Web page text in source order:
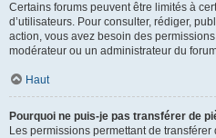
Certains forums peuvent être limités à
d’utilisateurs. Pour consulter, rédiger,
action, vous avez besoin des
modérateur ou un administrateur du
Haut
Pourquoi ne puis-je pas transférer de
Les permissions permettant de